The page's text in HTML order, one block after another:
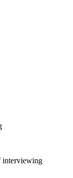
interviewing